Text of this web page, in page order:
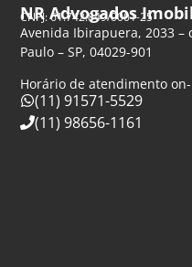
NR Advogados
CNPJ: 61.742.849/0001-25
Avenida Ibirapuera, 2033 –
Paulo – SP, 04029-901
Horário de atendimento
(11) 91571-5529
(11) 98656-1161